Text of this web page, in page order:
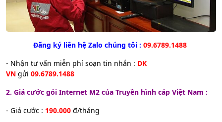
Đăng ký liên hệ Zalo chúng tôi : 09.6789.1488
- Nhận tư vấn miễn phí soạn tin nhắn : DK
VN gửi 09.6789.1488
2. Giá cước gói Internet M2 của Truyền hình cáp Việt Nam :
- Giá cước : 190.000 đ/tháng